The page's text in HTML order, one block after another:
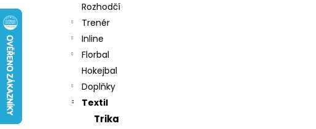
Rozhodčí
Trenér
Inline
Florbal
Hokejbal
Doplňky
Textil
Trika